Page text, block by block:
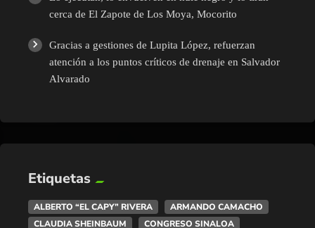
cerca de El Zapote de Los Moya, Mocorito
Gracias a gestiones de Lupita López, refuerzan
atención a los puntos críticos de drenaje en Salvador
Alvarado
Etiquetas
ALBERTO “EL CAPY” RIVERA
ARMANDO CAMACHO
CLAUDIA SHEINBAUM
CONGRESO SINALOA